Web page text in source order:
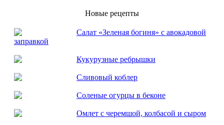
Новые рецепты
Салат «Зеленая богиня» с авокадовой
заправкой
Кукурузные ребрышки
Сливовый коблер
Соленые огурцы в беконе
Омлет с черемшой, колбасой и сыром